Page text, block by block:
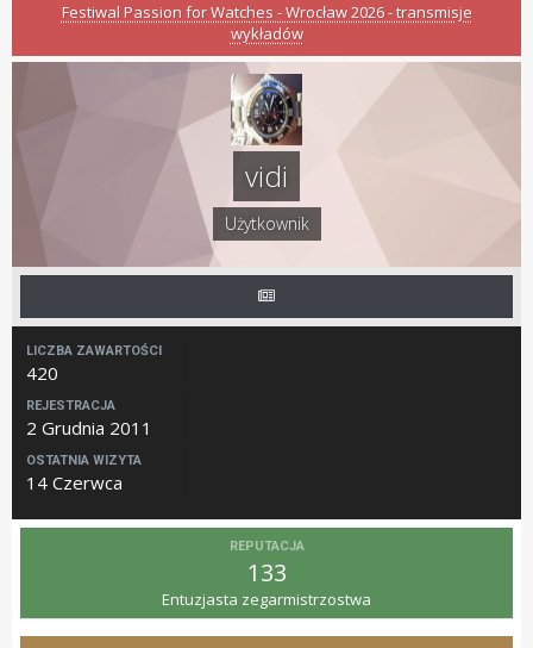
Festiwal Passion for Watches - Wrocław 2026 - transmisje
wykładów
vidi
Użytkownik
LICZBA ZAWARTOŚCI
420
REJESTRACJA
2 Grudnia 2011
OSTATNIA WIZYTA
14 Czerwca
REPUTACJA
133
Entuzjasta zegarmistrzostwa